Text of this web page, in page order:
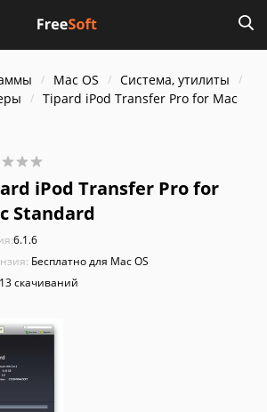
Mac OS
Система, утилиты
Tipard iPod Transfer Pro for Mac
iPod Transfer Pro for
Standard
6.1.6
Бесплатно для Mac OS
скачиваний